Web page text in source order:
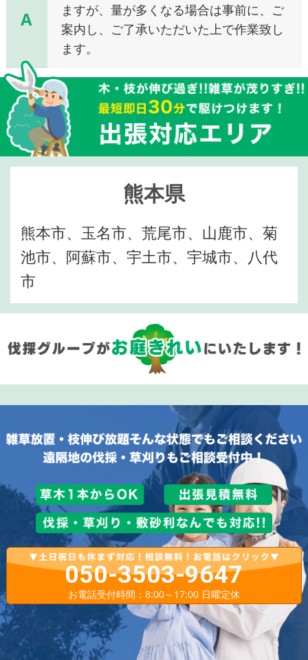
A
ますが、量が多くなる場合は事前に、ご
案内し、ご了承いただいた上で作業致し
ます。
熊本県
熊本市、玉名市、荒尾市、山鹿市、菊
池市、阿蘇市、宇土市、宇城市、八代
市
050-3503-9647
お電話受付時間：8:00～17:00 日曜定休